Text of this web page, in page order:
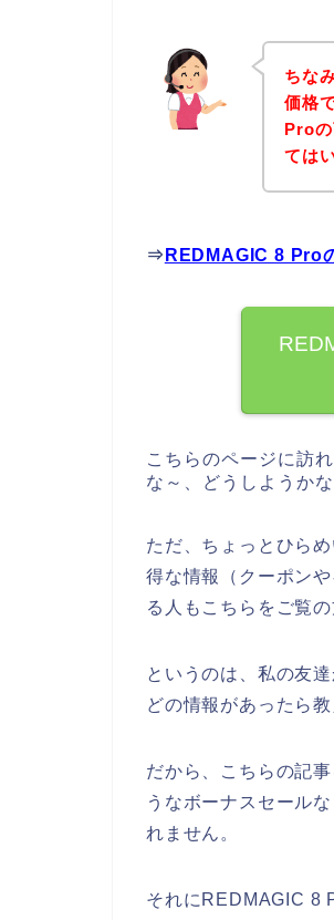
ちな
価格
Pro
ては
⇒ REDMAGIC 8 Pro
こちらのページに訪
な～、どうしようか
ただ、ちょっとひら
得な情報（クーポン
る人もこちらをご覧
というのは、私の友
どの情報があったら
だから、こちらの記
うなボーナスセール
れません。
それにREDMAGIC 8